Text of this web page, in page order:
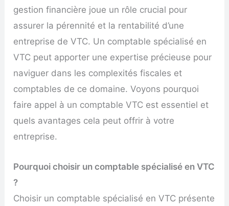
gestion financière joue un rôle crucial pour
assurer la pérennité et la rentabilité d’une
entreprise de VTC. Un comptable spécialisé en
VTC peut apporter une expertise précieuse pour
naviguer dans les complexités fiscales et
comptables de ce domaine. Voyons pourquoi
faire appel à un comptable VTC est essentiel et
quels avantages cela peut offrir à votre
entreprise.
Pourquoi choisir un comptable spécialisé en VTC
?
Choisir un comptable spécialisé en VTC présente